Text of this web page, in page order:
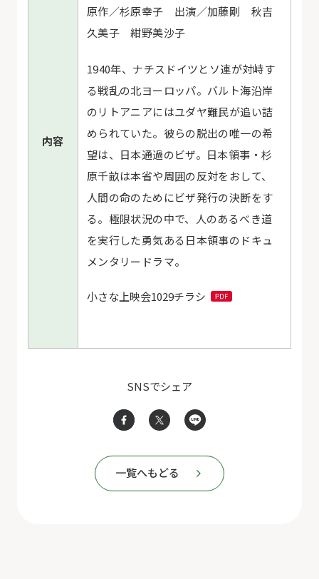
内容
原作／杉原幸子 出演／加藤剛 秋吉
久美子 紺野美沙子
1940年、ナチスドイツとソ連が対峙す
る戦乱の北ヨーロッパ。バルト海沿岸
のリトアニアにはユダヤ難民が追い詰
められていた。彼らの脱出の唯一の希
望は、日本通過のビザ。日本領事・杉
原千畝は本省や周囲の反対をおして、
人間の命のためにビザ発行の決断をす
る。極限状況の中で、人のあるべき道
を実行した勇気ある日本領事のドキュ
メンタリードラマ。
小さな上映会1029チラシ
SNSでシェア
一覧へもどる